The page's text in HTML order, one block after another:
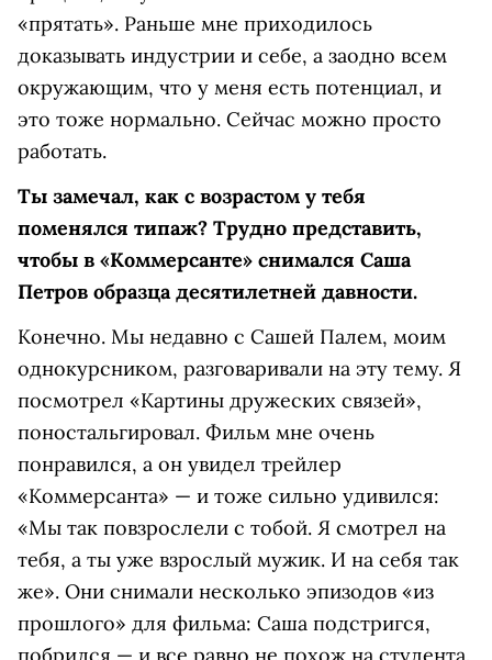
«прятать». Раньше мне приходилось
доказывать индустрии и себе, а заодно всем
окружающим, что у меня есть потенциал, и
это тоже нормально. Сейчас можно просто
работать.
Ты замечал, как с возрастом у тебя
поменялся типаж? Трудно представить,
чтобы в «Коммерсанте» снимался Саша
Петров образца десятилетней давности.
Конечно. Мы недавно с Сашей Палем, моим
однокурсником, разговаривали на эту тему. Я
посмотрел «Картины дружеских связей»,
поностальгировал. Фильм мне очень
понравился, а он увидел трейлер
«Коммерсанта» — и тоже сильно удивился:
«Мы так повзрослели с тобой. Я смотрел на
тебя, а ты уже взрослый мужик. И на себя так
же». Они снимали несколько эпизодов «из
прошлого» для фильма: Саша подстригся,